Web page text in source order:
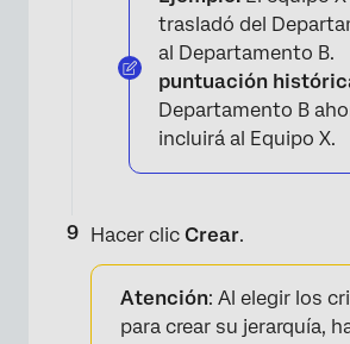
trasladó del
al Departamento B.
puntuación
Departamento B
incluirá al Equipo X.
Hacer clic Crear.
Atención: Al elegir los
para crear su jerarquía,